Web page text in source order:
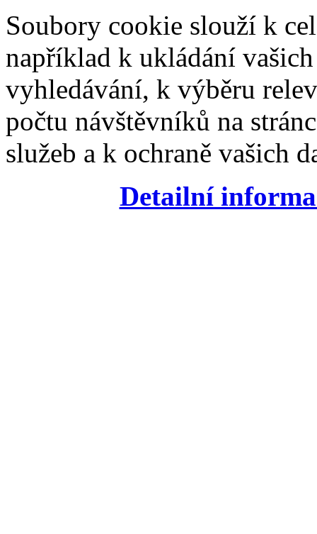
Soubory cookie slouží k
například k ukládání
vyhledávání, k výběru
počtu návštěvníků na
služeb a k ochraně vašich
Detailní